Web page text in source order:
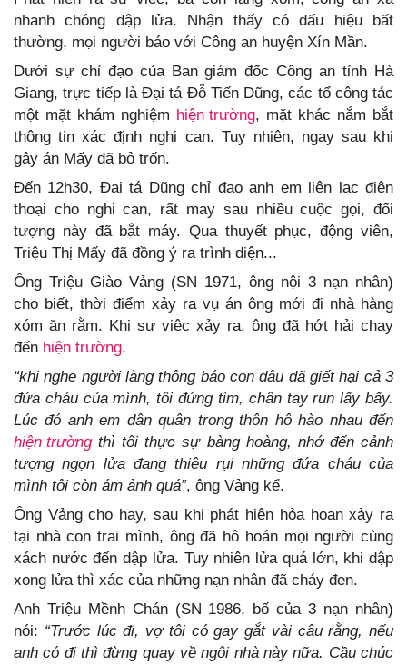
nhanh chóng dập lửa. Nhận thấy có dấu hiệu bất
thường, mọi người báo với Công an huyện Xín Mần.
Dưới sự chỉ đạo của Ban giám đốc Công an tỉnh Hà
Giang, trực tiếp là Đại tá Đỗ Tiến Dũng, các tổ công tác
một mặt khám nghiệm hiện trường, mặt khác nắm bắt
thông tin xác định nghi can. Tuy nhiên, ngay sau khi
gây án Mấy đã bỏ trốn.
Đến 12h30, Đại tá Dũng chỉ đạo anh em liên lạc điện
thoại cho nghi can, rất may sau nhiều cuộc gọi, đối
tượng này đã bắt máy. Qua thuyết phục, động viên,
Triệu Thị Mấy đã đồng ý ra trình diện...
Ông Triệu Giào Vảng (SN 1971, ông nội 3 nạn nhân)
cho biết, thời điểm xảy ra vụ án ông mới đi nhà hàng
xóm ăn rằm. Khi sự việc xảy ra, ông đã hớt hải chạy
đến hiện trường.
“khi nghe người làng thông báo con dâu đã giết hại cả 3
đứa cháu của mình, tôi đứng tim, chân tay run lẩy bẩy.
Lúc đó anh em dân quân trong thôn hô hào nhau đến
hiện trườngthì tôi thực sự bàng hoàng, nhớ đến cảnh
tượng ngọn lửa đang thiêu rụi những đứa cháu của
mình tôi còn ám ảnh quá”, ông Vảng kể.
Ông Vảng cho hay, sau khi phát hiện hỏa hoạn xảy ra
tại nhà con trai mình, ông đã hô hoán mọi người cùng
xách nước đến dập lửa. Tuy nhiên lửa quá lớn, khi dập
xong lửa thì xác của những nạn nhân đã cháy đen.
Anh Triệu Mềnh Chán (SN 1986, bố của 3 nạn nhân)
nói: “Trước lúc đi, vợ tôi có gay gắt vài câu rằng, nếu
anh có đi thì đừng quay về ngôi nhà này nữa. Cầu chúc